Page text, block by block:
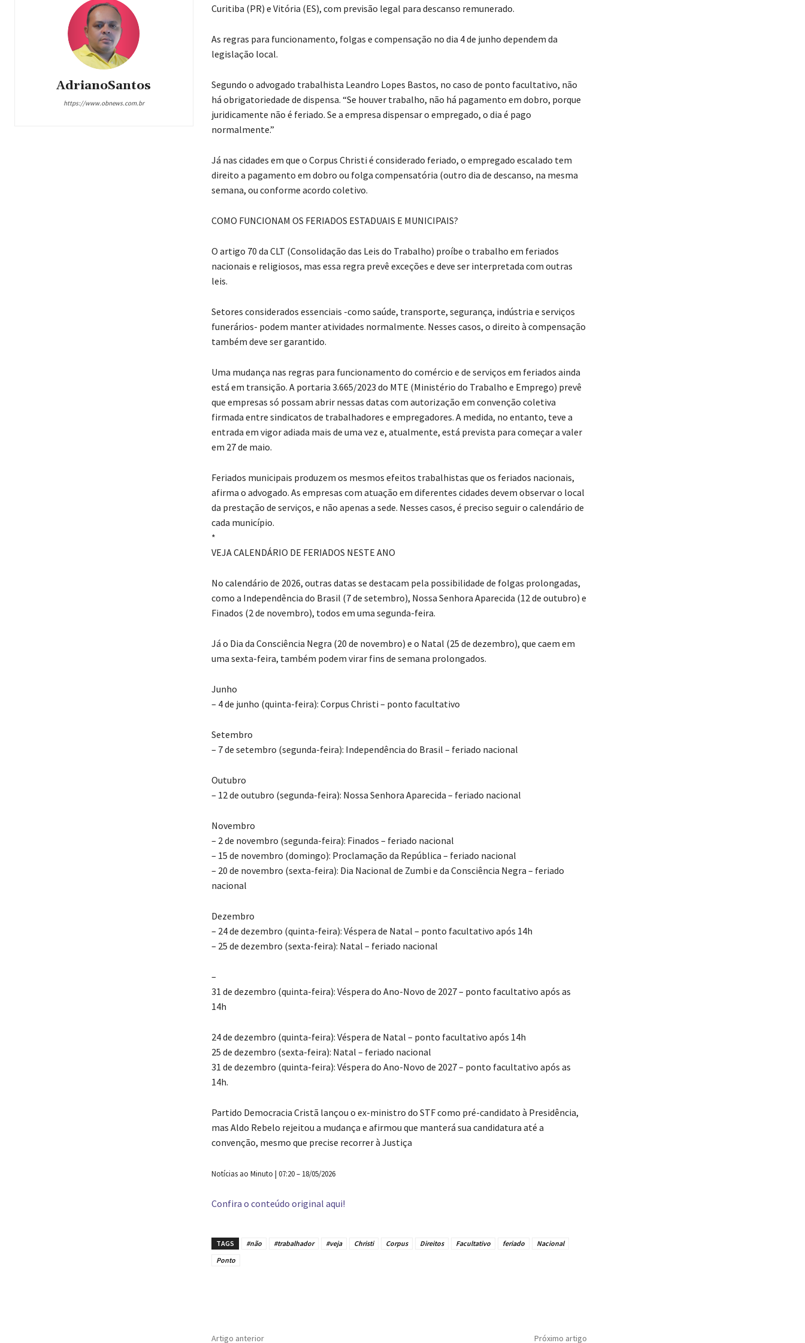
AdrianoSantos
https://www.obnews.com.br
Curitiba (PR) e Vitória (ES), com previsão legal para descanso remunerado.
As regras para funcionamento, folgas e compensação no dia 4 de junho dependem da
legislação local.
Segundo o advogado trabalhista Leandro Lopes Bastos, no caso de ponto facultativo, não
há obrigatoriedade de dispensa. “Se houver trabalho, não há pagamento em dobro, porque
juridicamente não é feriado. Se a empresa dispensar o empregado, o dia é pago
normalmente.”
Já nas cidades em que o Corpus Christi é considerado feriado, o empregado escalado tem
direito a pagamento em dobro ou folga compensatória (outro dia de descanso, na mesma
semana, ou conforme acordo coletivo.
COMO FUNCIONAM OS FERIADOS ESTADUAIS E MUNICIPAIS?
O artigo 70 da CLT (Consolidação das Leis do Trabalho) proíbe o trabalho em feriados
nacionais e religiosos, mas essa regra prevê exceções e deve ser interpretada com outras
leis.
Setores considerados essenciais -como saúde, transporte, segurança, indústria e serviços
funerários- podem manter atividades normalmente. Nesses casos, o direito à compensação
também deve ser garantido.
Uma mudança nas regras para funcionamento do comércio e de serviços em feriados ainda
está em transição. A portaria 3.665/2023 do MTE (Ministério do Trabalho e Emprego) prevê
que empresas só possam abrir nessas datas com autorização em convenção coletiva
firmada entre sindicatos de trabalhadores e empregadores. A medida, no entanto, teve a
entrada em vigor adiada mais de uma vez e, atualmente, está prevista para começar a valer
em 27 de maio.
Feriados municipais produzem os mesmos efeitos trabalhistas que os feriados nacionais,
afirma o advogado. As empresas com atuação em diferentes cidades devem observar o local
da prestação de serviços, e não apenas a sede. Nesses casos, é preciso seguir o calendário de
cada município.
*
VEJA CALENDÁRIO DE FERIADOS NESTE ANO
No calendário de 2026, outras datas se destacam pela possibilidade de folgas prolongadas,
como a Independência do Brasil (7 de setembro), Nossa Senhora Aparecida (12 de outubro) e
Finados (2 de novembro), todos em uma segunda-feira.
Já o Dia da Consciência Negra (20 de novembro) e o Natal (25 de dezembro), que caem em
uma sexta-feira, também podem virar fins de semana prolongados.
Junho
– 4 de junho (quinta-feira): Corpus Christi – ponto facultativo
Setembro
– 7 de setembro (segunda-feira): Independência do Brasil – feriado nacional
Outubro
– 12 de outubro (segunda-feira): Nossa Senhora Aparecida – feriado nacional
Novembro
– 2 de novembro (segunda-feira): Finados – feriado nacional
– 15 de novembro (domingo): Proclamação da República – feriado nacional
– 20 de novembro (sexta-feira): Dia Nacional de Zumbi e da Consciência Negra – feriado
nacional
Dezembro
– 24 de dezembro (quinta-feira): Véspera de Natal – ponto facultativo após 14h
– 25 de dezembro (sexta-feira): Natal – feriado nacional
–
31 de dezembro (quinta-feira): Véspera do Ano-Novo de 2027 – ponto facultativo após as
14h
24 de dezembro (quinta-feira): Véspera de Natal – ponto facultativo após 14h
25 de dezembro (sexta-feira): Natal – feriado nacional
31 de dezembro (quinta-feira): Véspera do Ano-Novo de 2027 – ponto facultativo após as
14h.
Partido Democracia Cristã lançou o ex-ministro do STF como pré-candidato à Presidência,
mas Aldo Rebelo rejeitou a mudança e afirmou que manterá sua candidatura até a
convenção, mesmo que precise recorrer à Justiça
Notícias ao Minuto | 07:20 – 18/05/2026
Confira o conteúdo original aqui!
TAGS #não #trabalhador #veja Christi Corpus Direitos Facultativo feriado
Nacional
Ponto
Artigo anterior Próximo artigo